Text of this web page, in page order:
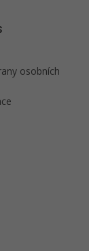
osobních